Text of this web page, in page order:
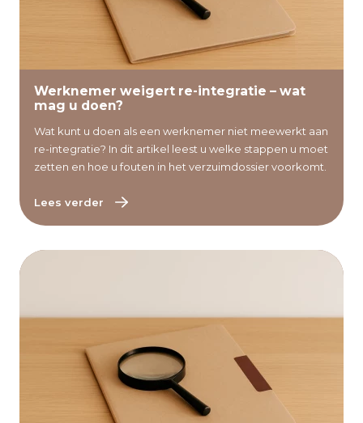
Lees verder
Werknemer weigert re-integratie – wat
mag u doen?
Wat kunt u doen als een werknemer niet meewerkt aan
re-integratie? In dit artikel leest u welke stappen u moet
zetten en hoe u fouten in het verzuimdossier voorkomt.
Lees verder